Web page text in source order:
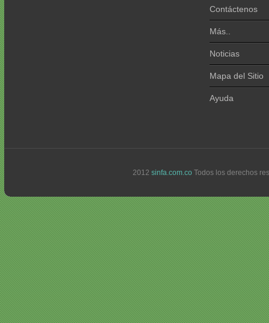
Contáctenos
Más..
Noticias
Mapa del Sitio
Ayuda
2012 sinfa.com.co Todos los derechos